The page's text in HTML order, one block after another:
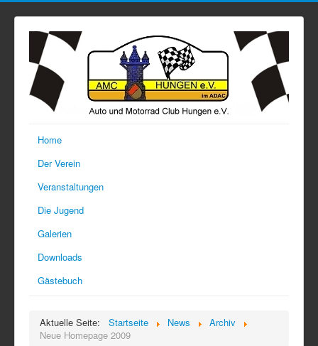
Home
Der Verein
Veranstaltungen
Die Jugend
Galerien
Downloads
Gästebuch
Aktuelle Seite: Startseite News
Archiv
Neue Homepage 2009